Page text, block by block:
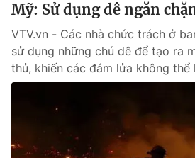
Mỹ: Sử dụng dê ngăn
VTV.vn - Các nhà chức trách ở
sử dụng những chú dê để tạo ra
thủ, khiến các đám lửa không thể